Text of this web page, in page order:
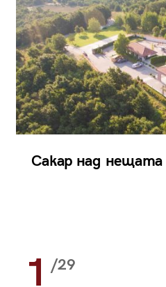
Сакар над нещата
1 /29